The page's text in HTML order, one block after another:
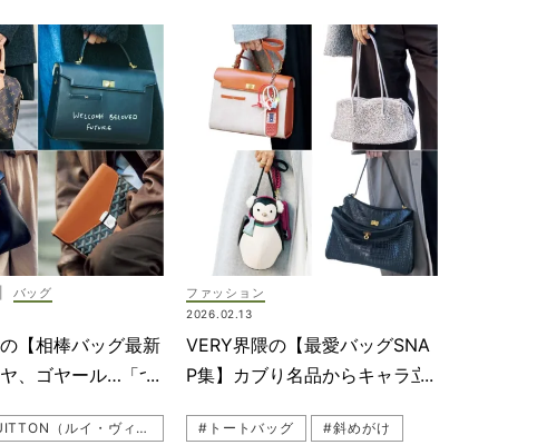
ステ）
#母行事
#BEBE（べべ）
#母行事コーデ
リ）
プ
#L'arcobaleno（ラルコバレーノ）
ワーママ）
#ジレ（ベスト）
#小物
#復職（職場復帰）
#カチューシャ
#L'arcobaleno（ラルコバレーノ）
#バッグ
#お仕事ママ（ワーママ）
#小物
#ハレの日
#復職（職場復帰）
#ハンドバッグ
#VASIC（ヴァジック）
#ヘアアクセ
バッグ
【相棒バッグ最新
、ゴヤール…「つ
#LOUIS VUITTON（ルイ・ヴィトン）
ファッション
2026.02.13
VERY界隈の【最愛バッグSNA
P集】カブり名品からキャラ立
#トートバッグ
#斜めがけ